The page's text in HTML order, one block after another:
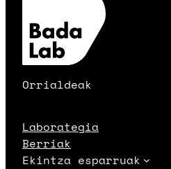
Orrialdeak
Laborategia
Berriak
Ekintza esparruak